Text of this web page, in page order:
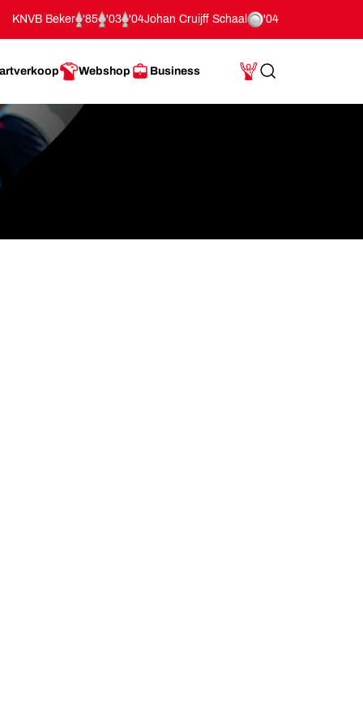
KNVB Beker '85 '03 '04Johan Cruijff Schaal '04
Webshop Business
Mijn Account
Search